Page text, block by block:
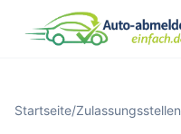
Startseite/Zulassungsstellen